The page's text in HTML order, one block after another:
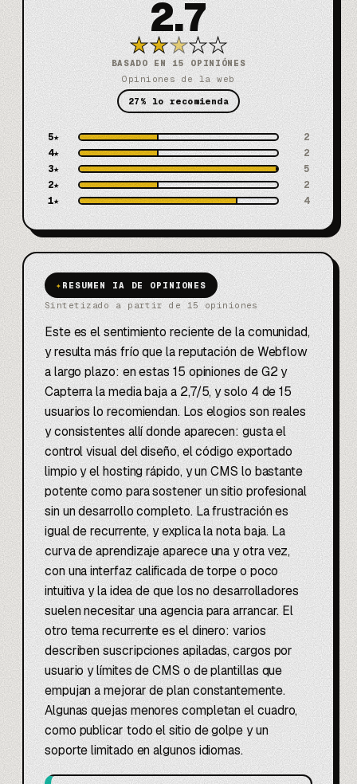
2.7
★★★★★
BASADO EN 15 OPINIÓNES
Opiniones de la web
27% lo recomienda
5★
2
4★
2
3★
5
2★
2
1★ 4
✦ RESUMEN IA DE OPINIONES
Sintetizado a partir de 15 opiniones
Este es el sentimiento reciente de la comunidad,
y resulta más frío que la reputación de Webflow
a largo plazo: en estas 15 opiniones de G2 y
Capterra la media baja a 2,7/5, y solo 4 de 15
usuarios lo recomiendan. Los elogios son reales
y consistentes allí donde aparecen: gusta el
control visual del diseño, el código exportado
limpio y el hosting rápido, y un CMS lo bastante
potente como para sostener un sitio profesional
sin un desarrollo completo. La frustración es
igual de recurrente, y explica la nota baja. La
curva de aprendizaje aparece una y otra vez,
con una interfaz calificada de torpe o poco
intuitiva y la idea de que los no desarrolladores
suelen necesitar una agencia para arrancar. El
otro tema recurrente es el dinero: varios
describen suscripciones apiladas, cargos por
usuario y límites de CMS o de plantillas que
empujan a mejorar de plan constantemente.
Algunas quejas menores completan el cuadro,
como publicar todo el sitio de golpe y un
soporte limitado en algunos idiomas.